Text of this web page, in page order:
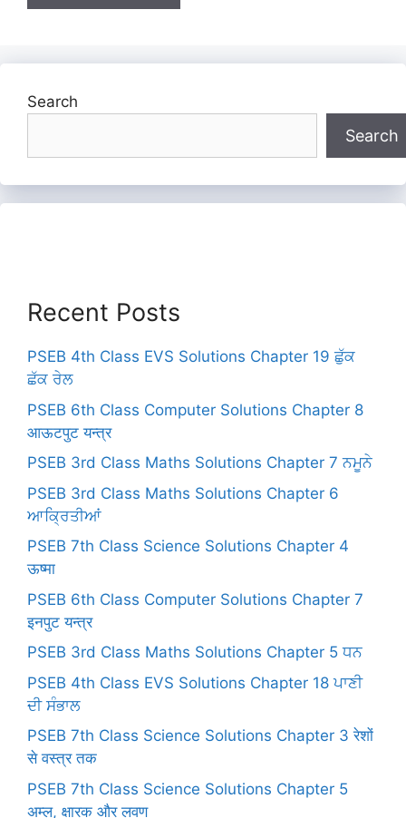
Search
Search
Recent Posts
PSEB 4th Class EVS Solutions Chapter 19 ਛੁੱਕ
ਛੱਕ ਰੇਲ
PSEB 6th Class Computer Solutions Chapter 8
आऊटपुट यन्त्र
PSEB 3rd Class Maths Solutions Chapter 7 ਨਮੂਨੇ
PSEB 3rd Class Maths Solutions Chapter 6
ਆਕ੍ਰਿਤੀਆਂ
PSEB 7th Class Science Solutions Chapter 4
ऊष्मा
PSEB 6th Class Computer Solutions Chapter 7
इनपुट यन्त्र
PSEB 3rd Class Maths Solutions Chapter 5 ਧਨ
PSEB 4th Class EVS Solutions Chapter 18 ਪਾਣੀ
ਦੀ ਸੰਭਾਲ
PSEB 7th Class Science Solutions Chapter 3 रेशों
से वस्त्र तक
PSEB 7th Class Science Solutions Chapter 5
अम्ल, क्षारक और लवण